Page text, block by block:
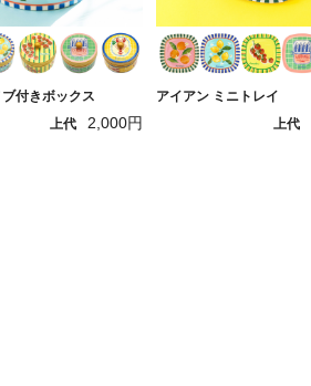
付きボックス
上代
2,000円
アイアン ミニトレイ
上代